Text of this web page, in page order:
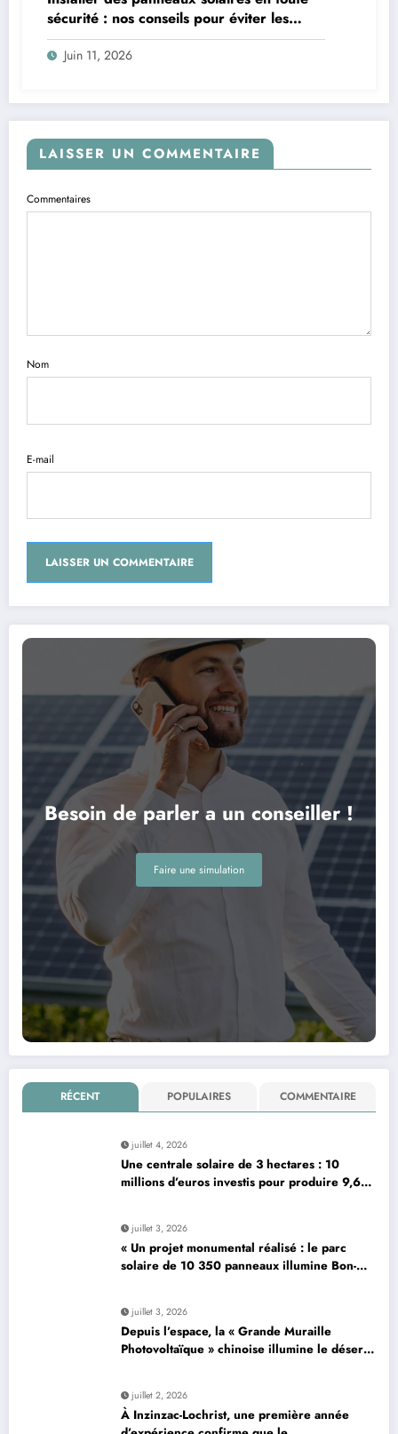
sécurité : nos conseils pour éviter les
pièges
Juin 11, 2026
LAISSER UN COMMENTAIRE
Commentaires
Nom
E-mail
Besoin de parler a un conseiller !
Faire une simulation
RÉCENT POPULAIRES COMMENTAIRE
juillet 4, 2026
Une centrale solaire de 3 hectares : 10
millions d’euros investis pour produire 9,6
juillet 3, 2026
« Un projet monumental réalisé : le parc
solaire de 10 350 panneaux illumine Bon-…
juillet 3, 2026
Depuis l’espace, la « Grande Muraille
Photovoltaïque » chinoise illumine le désert
juillet 2, 2026
À Inzinzac-Lochrist, une première année